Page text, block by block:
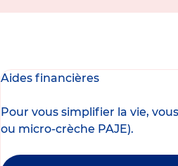
Aides financières
Pour vous simplifier la vie,
ou micro-crèche PAJE).